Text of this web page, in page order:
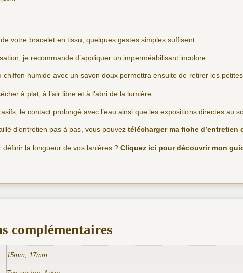
votre bracelet en tissu, quelques gestes simples suffisent.
je recommande d’appliquer un imperméabilisant incolore.
chiffon humide avec un savon doux permettra ensuite de retirer les
à plat, à l’air libre et à l’abri de la lumière.
le contact prolongé avec l’eau ainsi que les expositions directes au
d’entretien pas à pas, vous pouveztélécharger ma fiche d’entretien
définir la longueur de vos lanières ?Cliquez ici pour découvrir mon
complémentaires
15mm, 17mm